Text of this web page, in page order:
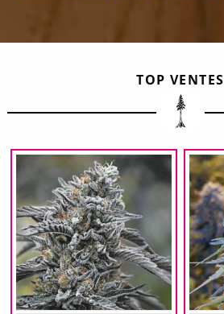
TOP VENTES